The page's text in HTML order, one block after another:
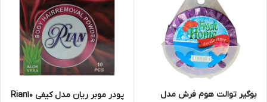
بوگیر توالت هوم فرش مدل
پودر موبر ریان مدل کیفی Rian10